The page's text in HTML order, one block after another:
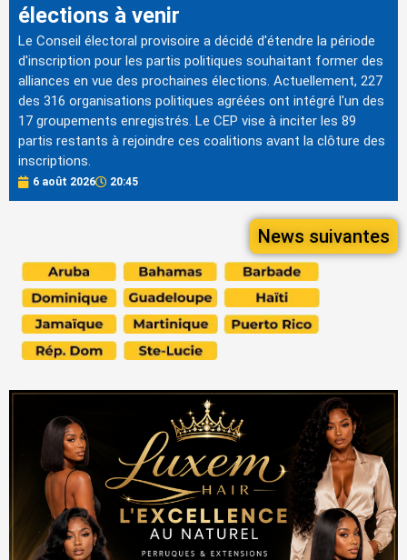
élections à venir
Le Conseil électoral provisoire a décidé d'étendre la période
d'inscription pour les partis politiques souhaitant former des
alliances en vue des prochaines élections. Actuellement, 227
des 316 organisations politiques agréées ont intégré l'un des
17 groupements enregistrés. Le CEP vise à inciter les 89
partis restants à rejoindre ces coalitions avant la clôture des
inscriptions.
6 août 2026 20:45
News suivantes